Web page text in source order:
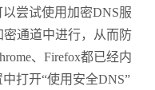
尝试使用加密DNS服
通道中进行，从而防
、Firefox都已经内
打开“使用安全DNS”